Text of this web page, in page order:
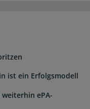
ist ein Erfolgsmodell
ePA-